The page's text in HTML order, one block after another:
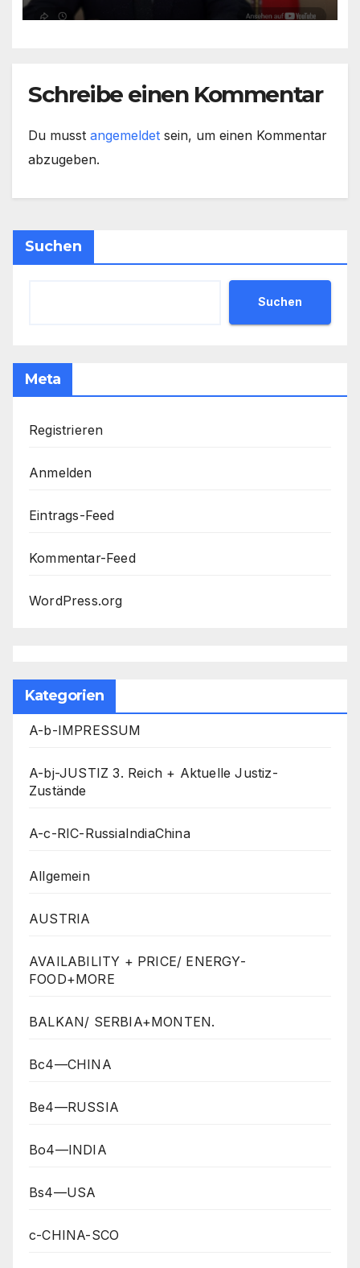
Schreibe einen Kommentar
Du musst angemeldet sein, um einen Kommentar
abzugeben.
Suchen
Suchen
Meta
Registrieren
Anmelden
Eintrags-Feed
Kommentar-Feed
WordPress.org
Kategorien
A-b-IMPRESSUM
A-bj-JUSTIZ 3. Reich + Aktuelle Justiz-
Zustände
A-c-RIC-RussiaIndiaChina
Allgemein
AUSTRIA
AVAILABILITY + PRICE/ ENERGY-
FOOD+MORE
BALKAN/ SERBIA+MONTEN.
Bc4—CHINA
Be4—RUSSIA
Bo4—INDIA
Bs4—USA
c-CHINA-SCO